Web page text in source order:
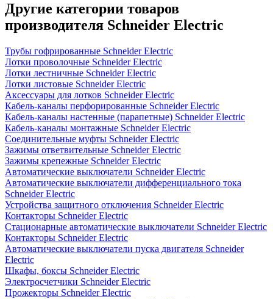
Другие категории товаров
производителя Schneider Electric
Трубы гофрированные Schneider Electric
Лотки проволочные Schneider Electric
Лотки лестничные Schneider Electric
Лотки листовые Schneider Electric
Аксессуары для лотков Schneider Electric
Кабель-каналы перфорированные Schneider Electric
Кабель-каналы настенные (парапетные) Schneider Electric
Кабель-каналы монтажные Schneider Electric
Соединительные муфты Schneider Electric
Зажимы ответвительные Schneider Electric
Зажимы крепежные Schneider Electric
Автоматические выключатели Schneider Electric
Автоматические выключатели дифференциального тока
Schneider Electric
Устройства защитного отключения Schneider Electric
Контакторы Schneider Electric
Стационарные автоматические выключатели Schneider Electric
Контакторы Schneider Electric
Автоматические выключатели пуска двигателя Schneider
Electric
Шкафы, боксы Schneider Electric
Электросчетчики Schneider Electric
Прожекторы Schneider Electric